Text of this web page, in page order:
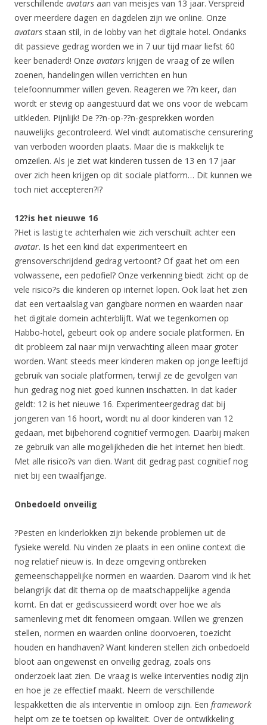
verschillende avatars aan van meisjes van 13 jaar. Verspreid
over meerdere dagen en dagdelen zijn we online. Onze
avatars staan stil, in de lobby van het digitale hotel. Ondanks
dit passieve gedrag worden we in 7 uur tijd maar liefst 60
keer benaderd! Onze avatars krijgen de vraag of ze willen
zoenen, handelingen willen verrichten en hun
telefoonnummer willen geven. Reageren we ??n keer, dan
wordt er stevig op aangestuurd dat we ons voor de webcam
uitkleden. Pijnlijk! De ??n-op-??n-gesprekken worden
nauwelijks gecontroleerd. Wel vindt automatische censurering
van verboden woorden plaats. Maar die is makkelijk te
omzeilen. Als je ziet wat kinderen tussen de 13 en 17 jaar
over zich heen krijgen op dit sociale platform… Dit kunnen we
toch niet accepteren?!?
12?is het nieuwe 16
?Het is lastig te achterhalen wie zich verschuilt achter een
avatar. Is het een kind dat experimenteert en
grensoverschrijdend gedrag vertoont? Of gaat het om een
volwassene, een pedofiel? Onze verkenning biedt zicht op de
vele risico?s die kinderen op internet lopen. Ook laat het zien
dat een vertaalslag van gangbare normen en waarden naar
het digitale domein achterblijft. Wat we tegenkomen op
Habbo-hotel, gebeurt ook op andere sociale platformen. En
dit probleem zal naar mijn verwachting alleen maar groter
worden. Want steeds meer kinderen maken op jonge leeftijd
gebruik van sociale platformen, terwijl ze de gevolgen van
hun gedrag nog niet goed kunnen inschatten. In dat kader
geldt: 12 is het nieuwe 16. Experimenteergedrag dat bij
jongeren van 16 hoort, wordt nu al door kinderen van 12
gedaan, met bijbehorend cognitief vermogen. Daarbij maken
ze gebruik van alle mogelijkheden die het internet hen biedt.
Met alle risico?s van dien. Want dit gedrag past cognitief nog
niet bij een twaalfjarige.
Onbedoeld onveilig
?Pesten en kinderlokken zijn bekende problemen uit de
fysieke wereld. Nu vinden ze plaats in een online context die
nog relatief nieuw is. In deze omgeving ontbreken
gemeenschappelijke normen en waarden. Daarom vind ik het
belangrijk dat dit thema op de maatschappelijke agenda
komt. En dat er gediscussieerd wordt over hoe we als
samenleving met dit fenomeen omgaan. Willen we grenzen
stellen, normen en waarden online doorvoeren, toezicht
houden en handhaven? Want kinderen stellen zich onbedoeld
bloot aan ongewenst en onveilig gedrag, zoals ons
onderzoek laat zien. De vraag is welke interventies nodig zijn
en hoe je ze effectief maakt. Neem de verschillende
lespakketten die als interventie in omloop zijn. Een framework
helpt om ze te toetsen op kwaliteit. Over de ontwikkeling